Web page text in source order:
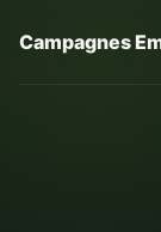
Campagnes